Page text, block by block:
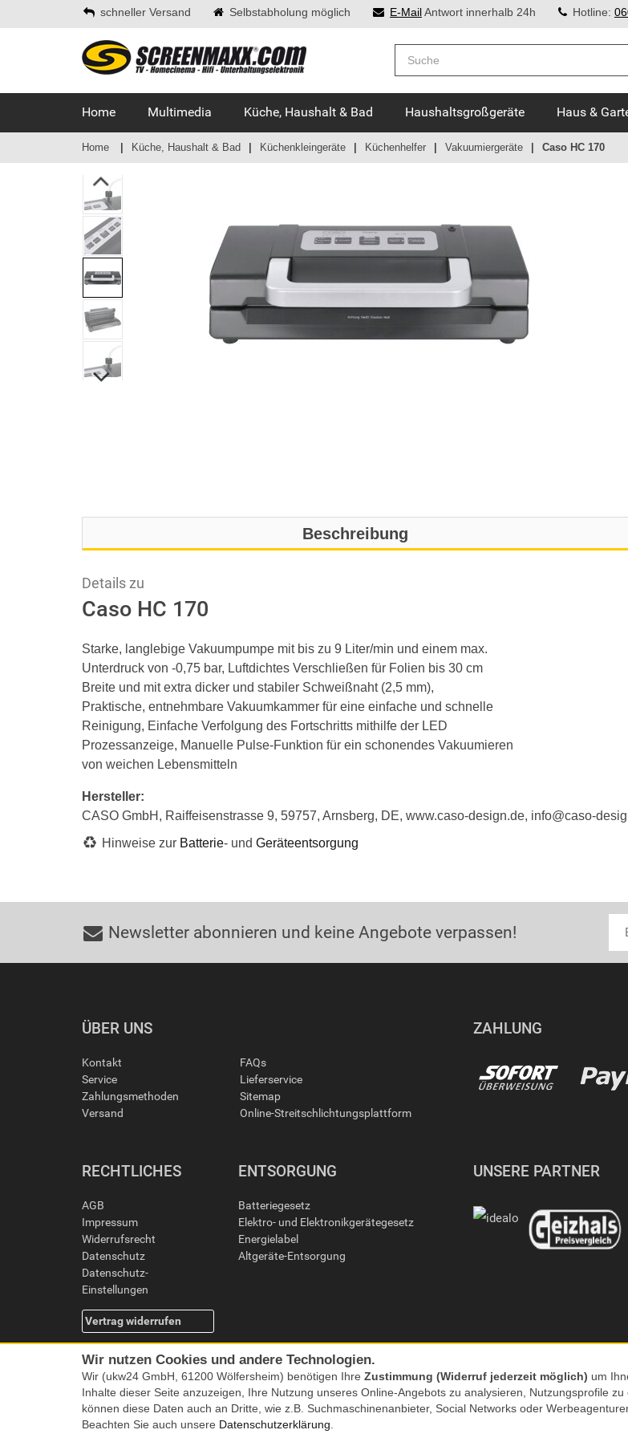
schneller Versand Selbstabholung möglich E-MailAntwort innerhalb 24h Hotline:
Home Multimedia Küche, Haushalt & Bad Haushaltsgroßgeräte Haus &
Home Küche, Haushalt & Bad Küchenkleingeräte Küchenhelfer Vakuumiergeräte Caso HC 170
Beschreibung
Details zu
Caso HC 170
Starke, langlebige Vakuumpumpe mit bis zu 9 Liter/min und einem max.
Unterdruck von -0,75 bar, Luftdichtes Verschließen für Folien bis 30 cm
Breite und mit extra dicker und stabiler Schweißnaht (2,5 mm),
Praktische, entnehmbare Vakuumkammer für eine einfache und schnelle
Reinigung, Einfache Verfolgung des Fortschritts mithilfe der LED
Prozessanzeige, Manuelle Pulse-Funktion für ein schonendes Vakuumieren
von weichen Lebensmitteln
Hersteller:
CASO GmbH, Raiffeisenstrasse 9, 59757, Arnsberg, DE, www.caso-design.de, info@caso-
Hinweise zur Batterie- und Geräteentsorgung
Newsletter abonnieren und keine Angebote verpassen!
ÜBER UNS
Kontakt
Service
Zahlungsmethoden
Versand
FAQs
Lieferservice
Sitemap
Online-Streitschlichtungsplattform
ZAHLUNG
RECHTLICHES
AGB
Impressum
Widerrufsrecht
Datenschutz
Datenschutz-
Einstellungen
Vertrag widerrufen
ENTSORGUNG
Batteriegesetz
Elektro- und Elektronikgerätegesetz
Energielabel
Altgeräte-Entsorgung
UNSERE PARTNER
Wir nutzen Cookies und andere Technologien.
Wir (ukw24 GmbH, 61200 Wölfersheim) benötigen Ihre Zustimmung (Widerruf jederzeit möglich) um
Inhalte dieser Seite anzuzeigen, Ihre Nutzung unseres Online-Angebots zu analysieren, Nutzungsprofile
können diese Daten auch an Dritte, wie z.B. Suchmaschinenanbieter, Social Networks oder
Beachten Sie auch unsere Datenschutzerklärung.